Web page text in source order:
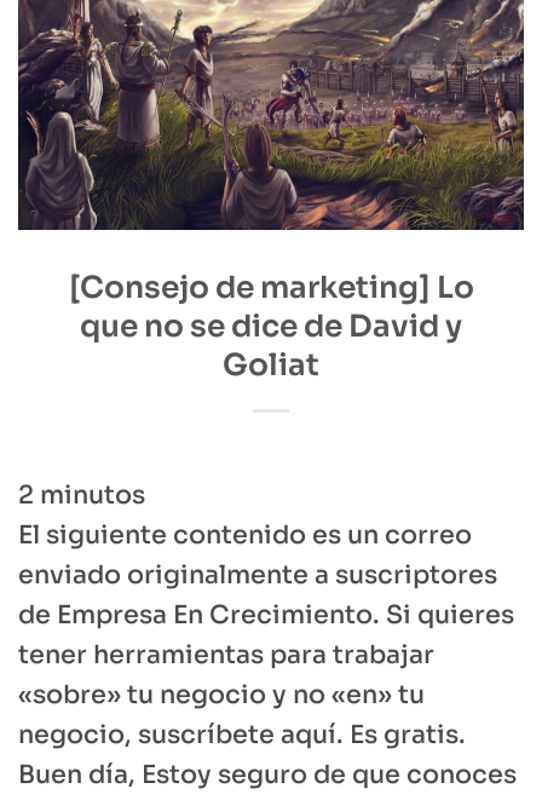
[Consejo de marketing] Lo
que no se dice de David y
Goliat
2 minutos
El siguiente contenido es un correo
enviado originalmente a suscriptores
de Empresa En Crecimiento. Si quieres
tener herramientas para trabajar
«sobre» tu negocio y no «en» tu
negocio, suscríbete aquí. Es gratis.
Buen día, Estoy seguro de que conoces